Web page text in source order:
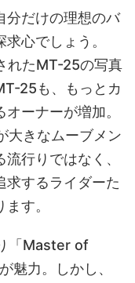
分だけの理想のバ
心でしょう。
れたMT-25の写真
25も、もっとカ
ーナーが増加。
大きなムーブメン
行りではなく、
求するライダーた
す。
「Master of
魅力。しかし、